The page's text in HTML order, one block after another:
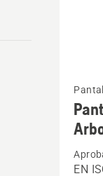
más
sobre
EN